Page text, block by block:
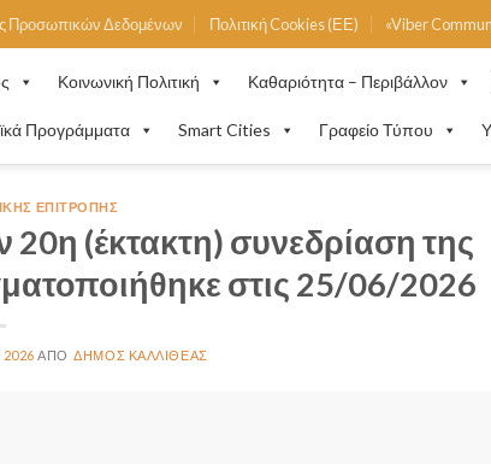
Προσωπικών Δεδομένων Πολιτική Cookies (ΕΕ) «Viber
Κοινωνική Πολιτική Καθαριότητα – Περιβάλλον
Προγράμματα Smart Cities Γραφείο Τύπου
ΕΠΙΤΡΟΠΉΣ
(έκτακτη) συνεδρίαση της
στις 25/06/2026
ΔΉΜΟΣ ΚΑΛΛΙΘΈΑΣ